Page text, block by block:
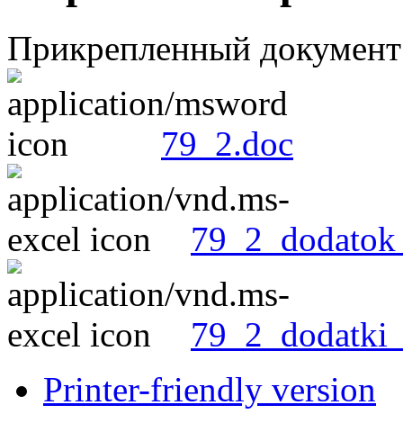
Прикрепленный
79_2.doc
Printer-friendly version